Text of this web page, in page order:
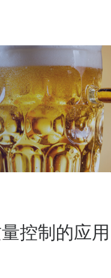
控制的应用